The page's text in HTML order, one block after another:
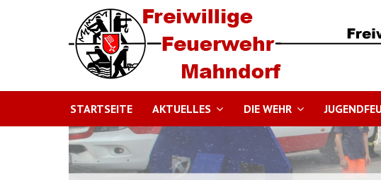
STARTSEITE AKTUELLES DIE WEHR